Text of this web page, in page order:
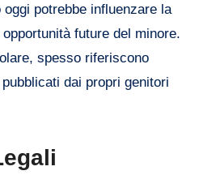
potrebbe influenzare la
future del minore.
spesso riferiscono
dai propri genitori